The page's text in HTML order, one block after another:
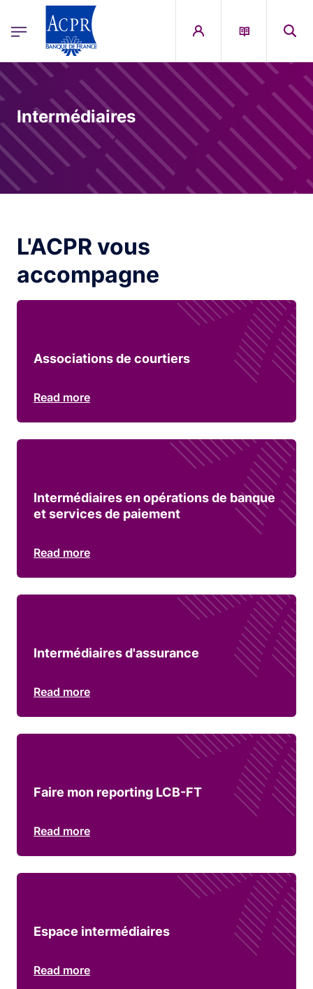
ACPR Menu Principal (English)
Intermédiaires
L'ACPR vous
accompagne
Associations de courtiers
Read more
Intermédiaires en opérations de banque
et services de paiement
Read more
Intermédiaires d'assurance
Read more
Faire mon reporting LCB-FT
Read more
Espace intermédiaires
Read more